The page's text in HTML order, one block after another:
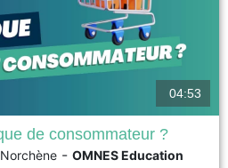
une marque qui se construit avec ses
04:53
de consommateur ?
- OMNES Education